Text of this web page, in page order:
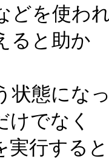
どを使わ
ると助か
状態にな
けでなく
実行する